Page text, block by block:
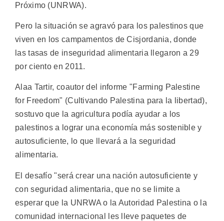
Próximo (UNRWA).
Pero la situación se agravó para los palestinos que
viven en los campamentos de Cisjordania, donde
las tasas de inseguridad alimentaria llegaron a 29
por ciento en 2011.
Alaa Tartir, coautor del informe "Farming Palestine
for Freedom" (Cultivando Palestina para la libertad),
sostuvo que la agricultura podía ayudar a los
palestinos a lograr una economía más sostenible y
autosuficiente, lo que llevará a la seguridad
alimentaria.
El desafío "será crear una nación autosuficiente y
con seguridad alimentaria, que no se limite a
esperar que la UNRWA o la Autoridad Palestina o la
comunidad internacional les lleve paquetes de